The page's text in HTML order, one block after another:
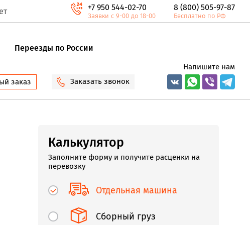
+7 950 544-02-70
Заявки с 9-00 до 18-00
8 (800) 505-97-87
Бесплатно по РФ
Переезды по России
заказ Заказать звонок
Напишите нам
Калькулятор
Заполните форму и получите расценки на
перевозку
Отдельная машина
Сборный груз